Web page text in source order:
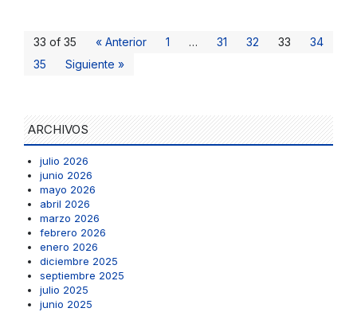
33 of 35 « Anterior 1 … 31 32 33
34
35
Siguiente »
ARCHIVOS
julio 2026
junio 2026
mayo 2026
abril 2026
marzo 2026
febrero 2026
enero 2026
diciembre 2025
septiembre 2025
julio 2025
junio 2025